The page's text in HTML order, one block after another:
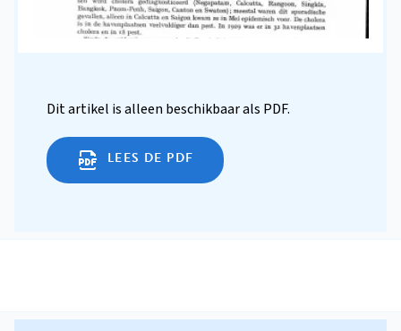
Dit artikel is alleen beschikbaar als PDF.
LEES DE PDF